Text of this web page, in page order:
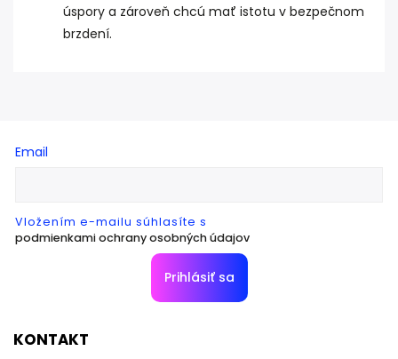
úspory a zároveň chcú mať istotu v bezpečnom
brzdení.
Email
Vložením e-mailu súhlasíte s
podmienkami ochrany osobných údajov
Prihlásiť sa
KONTAKT